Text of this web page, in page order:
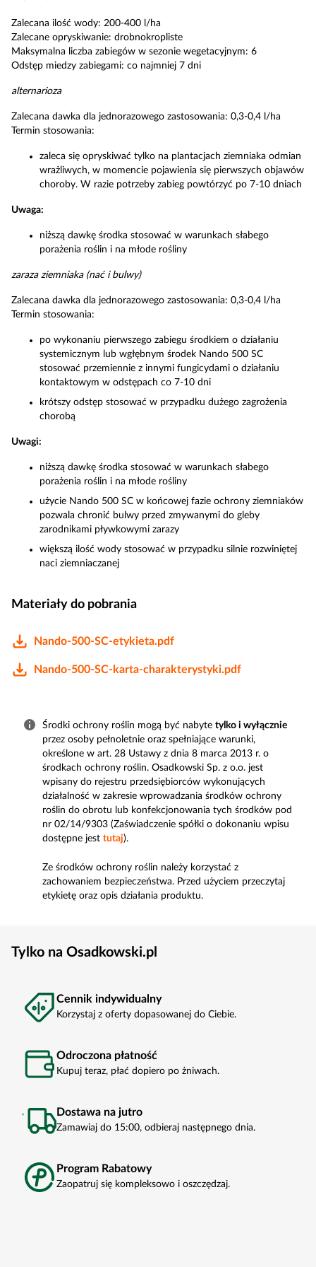
Zalecana ilość wody: 200-400 l/ha
Zalecane opryskiwanie: drobnokropliste
Maksymalna liczba zabiegów w sezonie wegetacyjnym: 6
Odstęp miedzy zabiegami: co najmniej 7 dni
alternarioza
Zalecana dawka dla jednorazowego zastosowania: 0,3-0,4 l/ha
Termin stosowania:
zaleca się opryskiwać tylko na plantacjach ziemniaka odmian
wrażliwych, w momencie pojawienia się pierwszych objawów
choroby. W razie potrzeby zabieg powtórzyć po 7-10 dniach
Uwaga:
niższą dawkę środka stosować w warunkach słabego
porażenia roślin i na młode rośliny
zaraza ziemniaka (nać i bulwy)
Zalecana dawka dla jednorazowego zastosowania: 0,3-0,4 l/ha
Termin stosowania:
po wykonaniu pierwszego zabiegu środkiem o działaniu
systemicznym lub wgłębnym środek Nando 500 SC
stosować przemiennie z innymi fungicydami o działaniu
kontaktowym w odstępach co 7-10 dni
krótszy odstęp stosować w przypadku dużego zagrożenia
chorobą
Uwagi:
niższą dawkę środka stosować w warunkach słabego
porażenia roślin i na młode rośliny
użycie Nando 500 SC w końcowej fazie ochrony ziemniaków
pozwala chronić bulwy przed zmywanymi do gleby
zarodnikami pływkowymi zarazy
większą ilość wody stosować w przypadku silnie rozwiniętej
naci ziemniaczanej
Materiały do pobrania
Nando-500-SC-etykieta.pdf
Nando-500-SC-karta-charakterystyki.pdf
Środki ochrony roślin mogą być nabyte tylko i wyłącznie
przez osoby pełnoletnie oraz spełniające warunki,
określone w art. 28 Ustawy z dnia 8 marca 2013 r. o
środkach ochrony roślin. Osadkowski Sp. z o.o. jest
wpisany do rejestru przedsiębiorców wykonujących
działalność w zakresie wprowadzania środków ochrony
roślin do obrotu lub konfekcjonowania tych środków pod
nr 02/14/9303 (Zaświadczenie spółki o dokonaniu wpisu
dostępne jest tutaj).
Ze środków ochrony roślin należy korzystać z
zachowaniem bezpieczeństwa. Przed użyciem przeczytaj
etykietę oraz opis działania produktu.
Tylko na Osadkowski.pl
Cennik indywidualny
Korzystaj z oferty dopasowanej do Ciebie.
Odroczona płatność
Kupuj teraz, płać dopiero po żniwach.
Dostawa na jutro
Zamawiaj do 15:00, odbieraj następnego dnia.
Program Rabatowy
Zaopatruj się kompleksowo i oszczędzaj.